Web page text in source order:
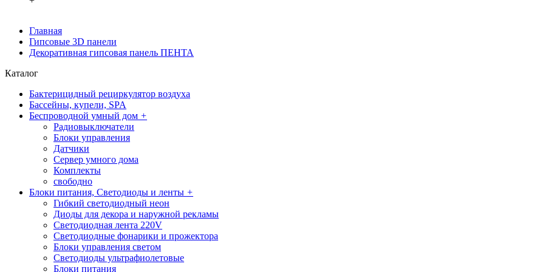
Главная
Гипсовые 3D панели
Декоративная гипсовая панель ПЕНТА
Каталог
Бактерицидный рециркулятор воздуха
Бассейны, купели, SPA
Беспроводной умный дом +
Радиовыключатели
Блоки управления
Датчики
Сервер умного дома
Комплекты
свободно
Блоки питания, Светодиоды и ленты +
Гибкий светодиодный неон
Диоды для декора и наружной рекламы
Светодиодная лента 220V
Светодиодные фонарики и прожектора
Блоки управления светом
Светодиоды ультрафиолетовые
Блоки питания